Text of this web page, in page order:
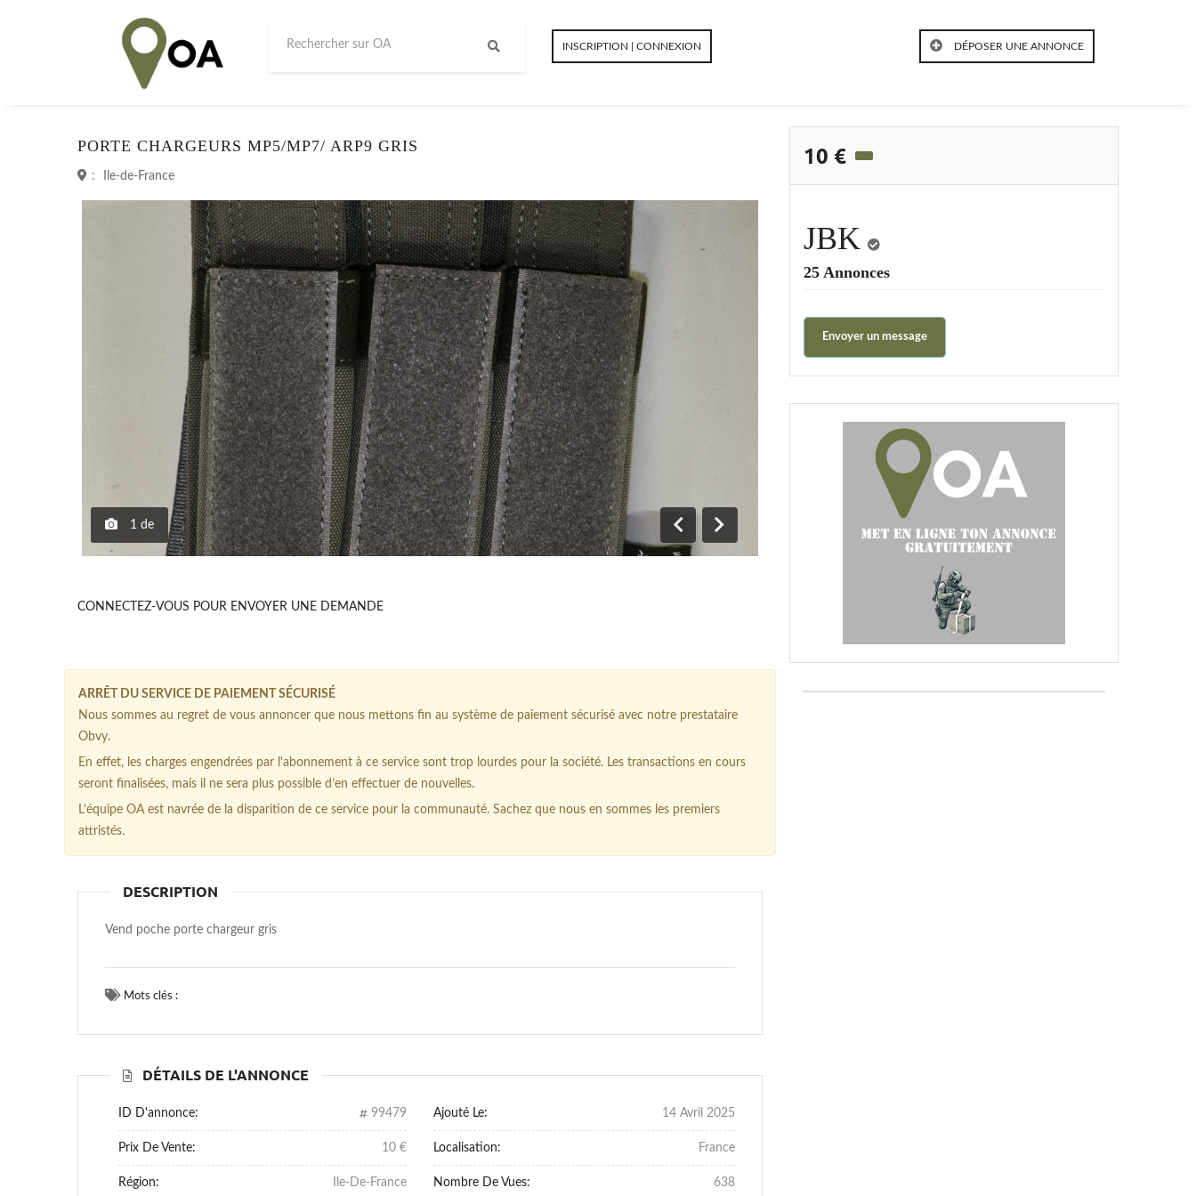
INSCRIPTION | CONNEXION DÉPOSER UNE ANNONCE
PORTE CHARGEURS MP5/MP7/ ARP9 GRIS
: Ile-de-France
1 de
Précédent
Suivant
CONNECTEZ-VOUS POUR ENVOYER UNE DEMANDE
ARRÊT DU SERVICE DE PAIEMENT SÉCURISÉ
Nous sommes au regret de vous annoncer que nous mettons fin au système de paiement sécurisé avec notre prestataire
Obvy.
En effet, les charges engendrées par l'abonnement à ce service sont trop lourdes pour la société. Les transactions en cours
seront finalisées, mais il ne sera plus possible d’en effectuer de nouvelles.
L’équipe OA est navrée de la disparition de ce service pour la communauté. Sachez que nous en sommes les premiers
attristés.
DESCRIPTION
Vend poche porte chargeur gris
Mots clés :
DÉTAILS DE L'ANNONCE
ID D'annonce: 99479 Ajouté Le: 14 Avril 2025
Prix De Vente: 10 € Localisation: France
Région: Ile-De-France Nombre De Vues: 638
10 €
JBK
25 Annonces
Envoyer un message